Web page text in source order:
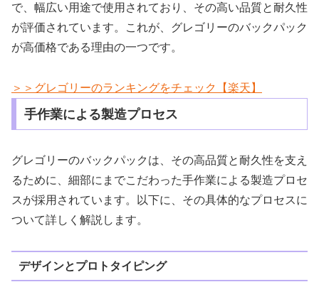
で、幅広い用途で使用されており、その高い品質と耐久性
が評価されています。これが、グレゴリーのバックパック
が高価格である理由の一つです。
＞＞グレゴリーのランキングをチェック【楽天】
手作業による製造プロセス
グレゴリーのバックパックは、その高品質と耐久性を支え
るために、細部にまでこだわった手作業による製造プロセ
スが採用されています。以下に、その具体的なプロセスに
ついて詳しく解説します。
デザインとプロトタイピング